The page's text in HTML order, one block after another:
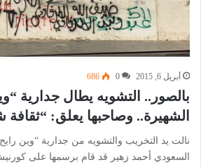
أبريل 6, 2015 0
686
بالصور.. التشويه يطال جدارية
الشهيرة.. وصاحبها يعلق:
نالت يد التخريب والتشويه من جدارية “وين
السعودي أحمد زهير قد قام برسمها على